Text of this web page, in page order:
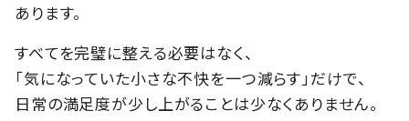
あります。
すべてを完璧に整える必要はなく、
「気になっていた小さな不快を一つ減らす」だけで、
日常の満足度が少し上がることは少なくありません。